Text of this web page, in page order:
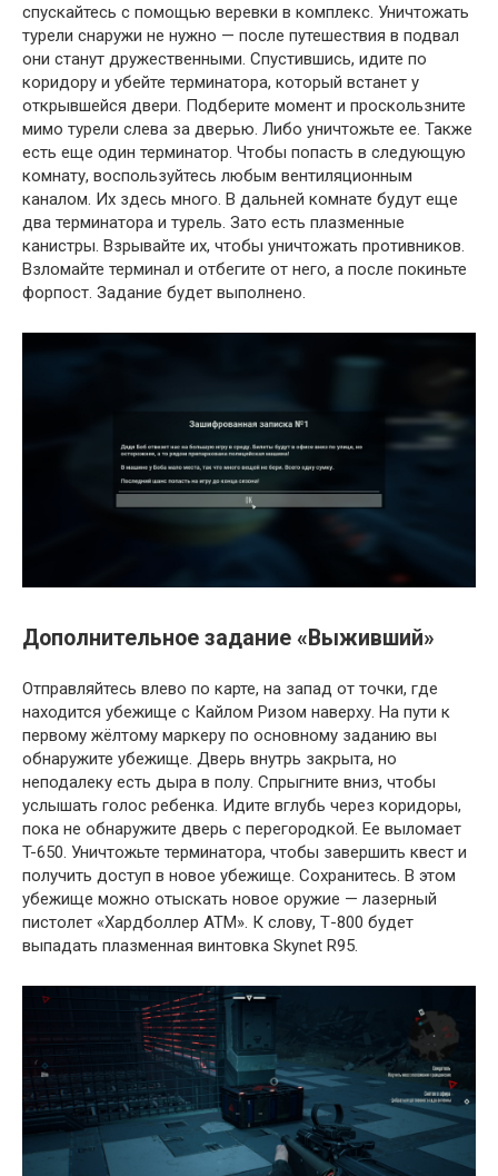
спускайтесь с помощью веревки в комплекс. Уничтожать
турели снаружи не нужно — после путешествия в подвал
они станут дружественными. Спустившись, идите по
коридору и убейте терминатора, который встанет у
открывшейся двери. Подберите момент и проскользните
мимо турели слева за дверью. Либо уничтожьте ее. Также
есть еще один терминатор. Чтобы попасть в следующую
комнату, воспользуйтесь любым вентиляционным
каналом. Их здесь много. В дальней комнате будут еще
два терминатора и турель. Зато есть плазменные
канистры. Взрывайте их, чтобы уничтожать противников.
Взломайте терминал и отбегите от него, а после покиньте
форпост. Задание будет выполнено.
Дополнительное задание «Выживший»
Отправляйтесь влево по карте, на запад от точки, где
находится убежище с Кайлом Ризом наверху. На пути к
первому жёлтому маркеру по основному заданию вы
обнаружите убежище. Дверь внутрь закрыта, но
неподалеку есть дыра в полу. Спрыгните вниз, чтобы
услышать голос ребенка. Идите вглубь через коридоры,
пока не обнаружите дверь с перегородкой. Ее выломает
T-650. Уничтожьте терминатора, чтобы завершить квест и
получить доступ в новое убежище. Сохранитесь. В этом
убежище можно отыскать новое оружие — лазерный
пистолет «Хардболлер ATM». К слову, Т-800 будет
выпадать плазменная винтовка Skynet R95.